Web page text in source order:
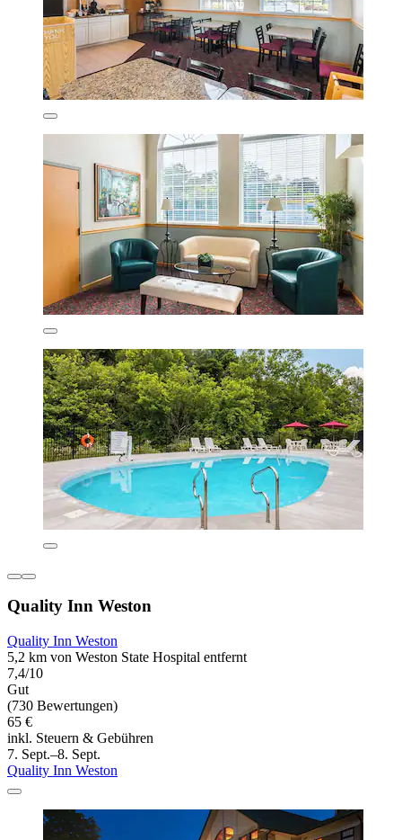
Quality Inn Weston
Quality Inn Weston
5,2 km von Weston State Hospital entfernt
7,4/10
Gut
(730 Bewertungen)
65 €
inkl. Steuern & Gebühren
7. Sept.–8. Sept.
Quality Inn Weston